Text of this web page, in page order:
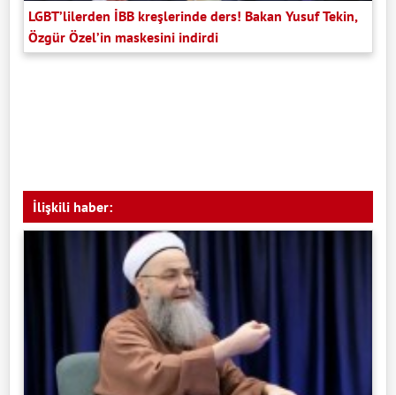
LGBT’lilerden İBB kreşlerinde ders! Bakan Yusuf Tekin,
Özgür Özel’in maskesini indirdi
İlişkili haber: